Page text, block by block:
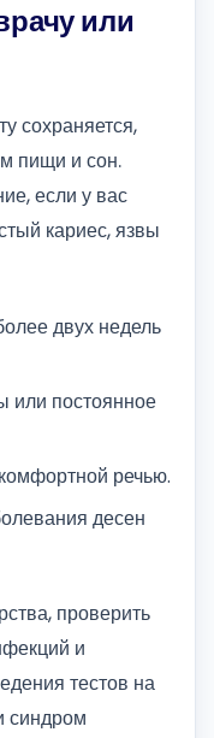
или
сохраняется,
пищи и сон.
если у вас
кариес, язвы
двух недель
или постоянное
речью.
десен
проверить
и
тестов на
синдром